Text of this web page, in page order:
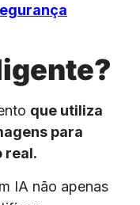
que utiliza
para
real.
IA não apenas